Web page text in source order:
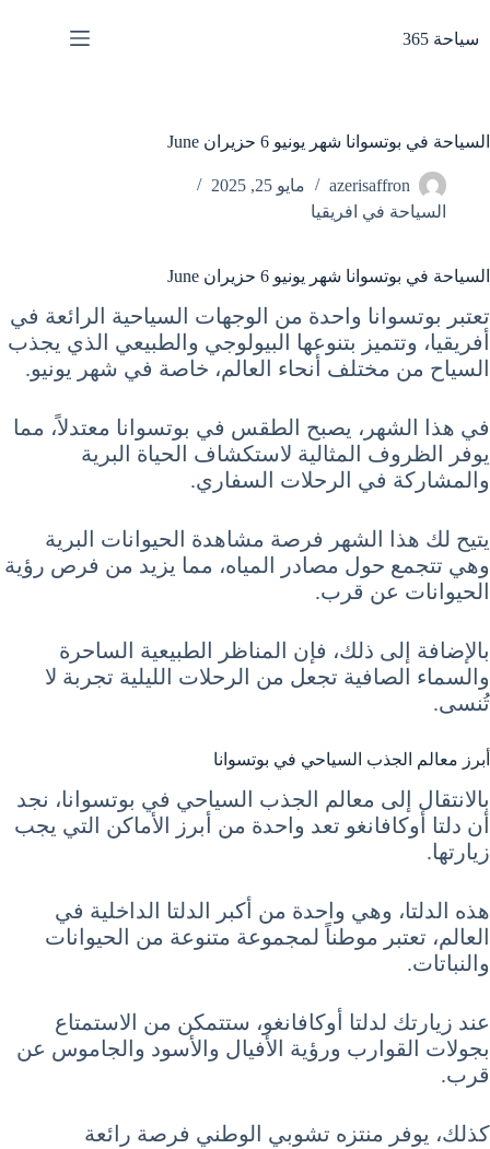
المحتوى
سياحة 365
السياحة في بوتسوانا شهر يونيو 6 حزيران June
azerisaffron
مايو 25, 2025
السياحة في افريقيا
السياحة في بوتسوانا شهر يونيو 6 حزيران June
تعتبر بوتسوانا واحدة من الوجهات السياحية الرائعة في
أفريقيا، وتتميز بتنوعها البيولوجي والطبيعي الذي يجذب
السياح من مختلف أنحاء العالم، خاصة في شهر يونيو.
في هذا الشهر، يصبح الطقس في بوتسوانا معتدلاً، مما
يوفر الظروف المثالية لاستكشاف الحياة البرية
والمشاركة في الرحلات السفاري.
يتيح لك هذا الشهر فرصة مشاهدة الحيوانات البرية
وهي تتجمع حول مصادر المياه، مما يزيد من فرص رؤية
الحيوانات عن قرب.
بالإضافة إلى ذلك، فإن المناظر الطبيعية الساحرة
والسماء الصافية تجعل من الرحلات الليلية تجربة لا
تُنسى.
أبرز معالم الجذب السياحي في بوتسوانا
بالانتقال إلى معالم الجذب السياحي في بوتسوانا، نجد
أن دلتا أوكافانغو تعد واحدة من أبرز الأماكن التي يجب
زيارتها.
هذه الدلتا، وهي واحدة من أكبر الدلتا الداخلية في
العالم، تعتبر موطناً لمجموعة متنوعة من الحيوانات
والنباتات.
عند زيارتك لدلتا أوكافانغو، ستتمكن من الاستمتاع
بجولات القوارب ورؤية الأفيال والأسود والجاموس عن
قرب.
كذلك، يوفر منتزه تشوبي الوطني فرصة رائعة